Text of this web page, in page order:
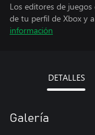
Los editores de
de tu perfil de Xbox y
información
DETALLES
Galería